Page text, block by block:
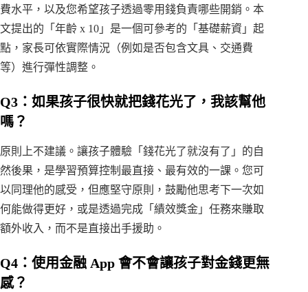
費水平，以及您希望孩子透過零用錢負責哪些開銷。本
文提出的「年齡 x 10」是一個可參考的「基礎薪資」起
點，家長可依實際情況（例如是否包含文具、交通費
等）進行彈性調整。
Q3：如果孩子很快就把錢花光了，我該幫他
嗎？
原則上不建議。讓孩子體驗「錢花光了就沒有了」的自
然後果，是學習預算控制最直接、最有效的一課。您可
以同理他的感受，但應堅守原則，鼓勵他思考下一次如
何能做得更好，或是透過完成「績效獎金」任務來賺取
額外收入，而不是直接出手援助。
Q4：使用金融 App 會不會讓孩子對金錢更無
感？